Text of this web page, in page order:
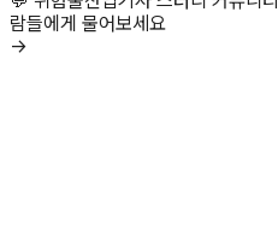
람들에게 물어보세요
→